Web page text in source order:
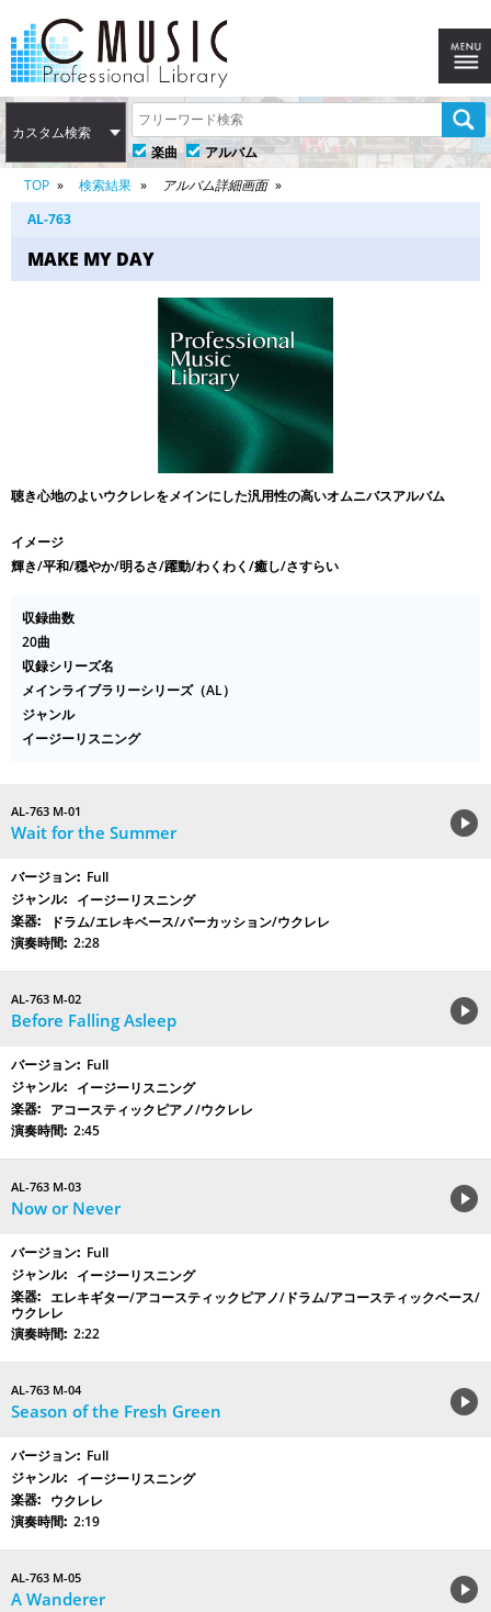
カスタム検索
楽曲
アルバム
TOP
検索結果
アルバム詳細画面
AL-763
MAKE MY DAY
聴き心地のよいウクレレをメインにした汎用性の高いオムニバスアルバム
イメージ
輝き/平和/穏やか/明るさ/躍動/わくわく/癒し/さすらい
収録曲数
20曲
収録シリーズ名
メインライブラリーシリーズ（AL）
ジャンル
イージーリスニング
AL-763 M-01
Wait for the Summer
Full
イージーリスニング
ドラム/エレキベース/パーカッション/ウクレレ
2:28
AL-763 M-02
Before Falling Asleep
Full
イージーリスニング
アコースティックピアノ/ウクレレ
2:45
AL-763 M-03
Now or Never
Full
イージーリスニング
エレキギター/アコースティックピアノ/ドラム/アコースティックベース/
ウクレレ
2:22
AL-763 M-04
Season of the Fresh Green
Full
イージーリスニング
ウクレレ
2:19
AL-763 M-05
A Wanderer